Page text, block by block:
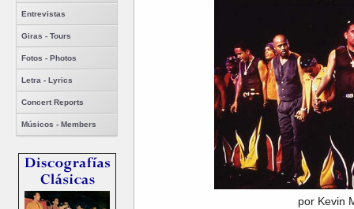
Entrevistas
Giras - Tours
Fotos - Photos
Letra - Lyrics
Concert Reports
Músicos - Members
por Kevin